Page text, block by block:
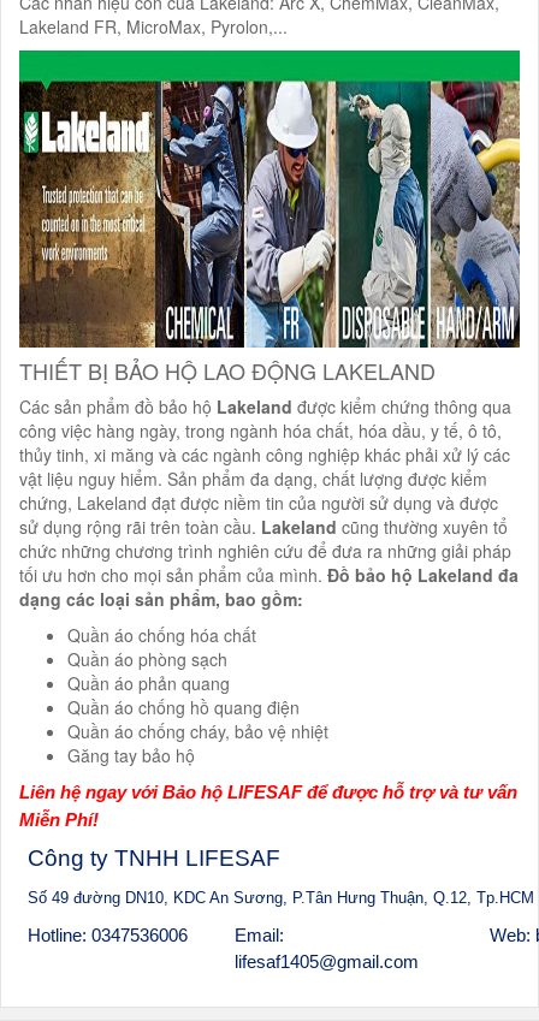
Lakeland FR, MicroMax, Pyrolon,...
THIẾT BỊ BẢO HỘ LAO ĐỘNG LAKELAND
Các sản phẩm đồ bảo hộ Lakeland được kiểm chứng thông qua
công việc hàng ngày, trong ngành hóa chất, hóa dầu, y tế, ô tô,
thủy tinh, xi măng và các ngành công nghiệp khác phải xử lý các
vật liệu nguy hiểm. Sản phẩm đa dạng, chất lượng được kiểm
chứng, Lakeland đạt được niềm tin của người sử dụng và được
sử dụng rộng rãi trên toàn cầu. Lakeland cũng thường xuyên tổ
chức những chương trình nghiên cứu để đưa ra những giải pháp
tối ưu hơn cho mọi sản phẩm của mình. Đồ bảo hộ Lakeland đa
dạng các loại sản phẩm, bao gồm:
Quần áo chống hóa chất
Quần áo phòng sạch
Quần áo phản quang
Quần áo chống hồ quang điện
Quần áo chống cháy, bảo vệ nhiệt
Găng tay bảo hộ
Liên hệ ngay với Bảo hộ LIFESAF để được hỗ trợ và tư vấn
Miễn Phí!
Công ty TNHH LIFESAF
Số 49 đường DN10, KDC An Sương, P.Tân Hưng Thuận, Q.12, Tp.HCM
Hotline: 0347536006
Email:
lifesaf1405@gmail.com
Web: